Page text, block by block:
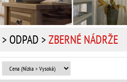
> ODPAD >ZBERNÉ NÁDRŽE